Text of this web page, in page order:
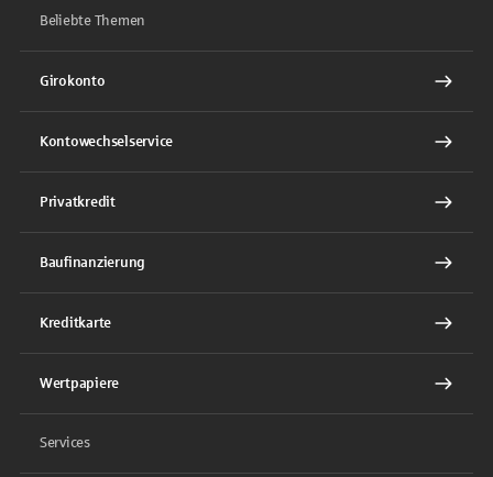
Beliebte Themen
Girokonto
Kontowechselservice
Privatkredit
Baufinanzierung
Kreditkarte
Wertpapiere
Services